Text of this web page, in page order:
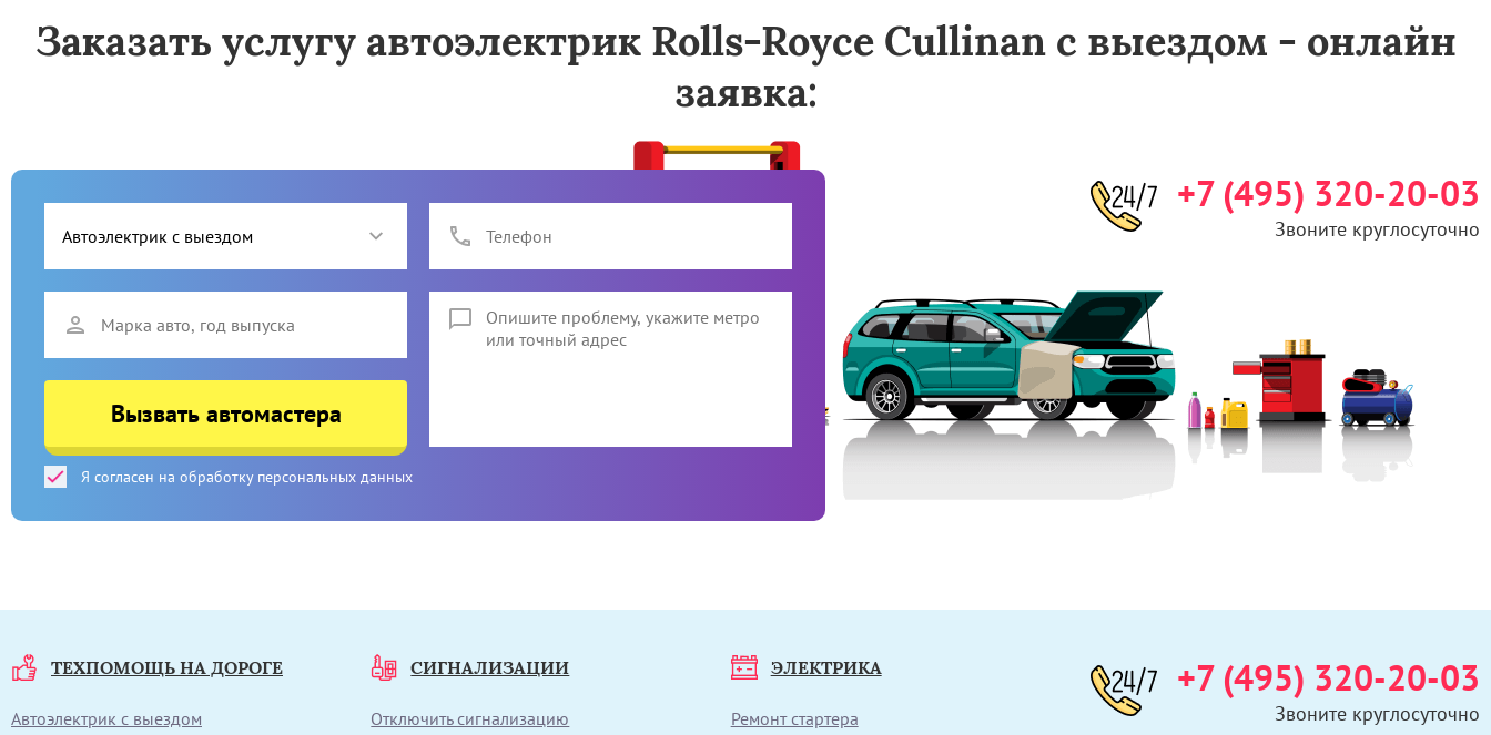
Заказать услугу автоэлектрик Rolls-Royce Cullinan с выездом - онлайн
заявка:
Вызвать автомастера
Я согласен на обработку персональных данных
+7 (495) 320-20-03
Звоните круглосуточно
ТЕХПОМОЩЬ НА ДОРОГЕ
Автоэлектрик с выездом
СИГНАЛИЗАЦИИ
Отключить сигнализацию
ЭЛЕКТРИКА
Ремонт стартера
+7 (495) 320-20-03
Звоните круглосуточно